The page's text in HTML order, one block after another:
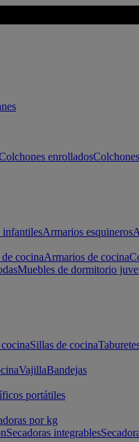
enrollados
infantilesArmarios esquineros
cocinaArmarios de cocina
Muebles de dormitorio
Sillas de cocina
VajillaBandejas
portátiles
por kg
Secadoras integrables